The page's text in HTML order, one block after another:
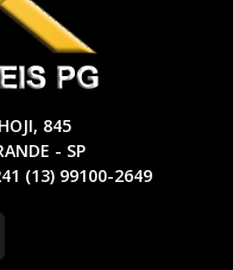
845
- SP
(13) 99100-2649